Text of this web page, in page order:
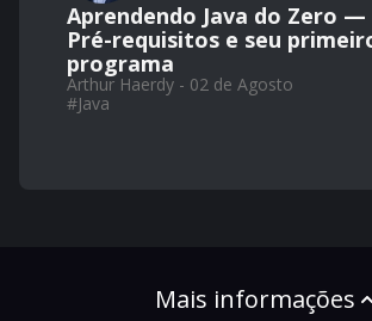
Aprendendo Java do Zero —
Pré-requisitos e seu
programa
Arthur Haerdy - 02 de Agosto
#Java
Mais informações